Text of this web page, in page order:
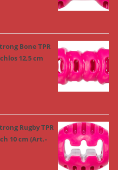
Bone TPR
12,5 cm
Rugby TPR
10 cm (Art.-